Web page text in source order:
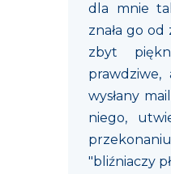
dla mnie
znała go od
zbyt
prawdziwe,
wysłany
niego,
"bliźniaczy